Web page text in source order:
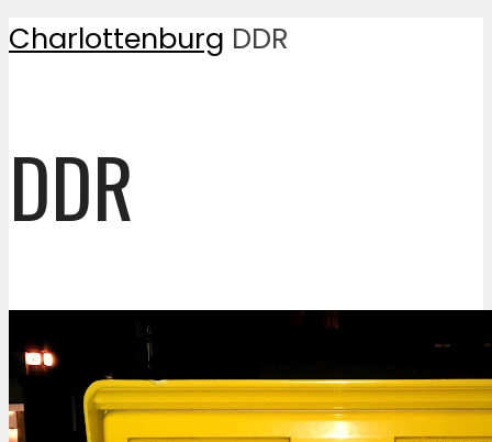
Charlottenburg DDR
DDR